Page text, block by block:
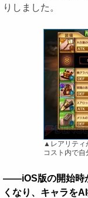
りしました。
▲レアリティ
コスト内で自
――iOS版の開始時
くなり、キャラを